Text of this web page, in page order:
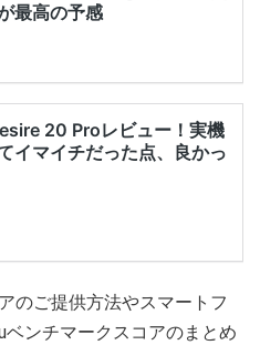
のご提供方法やスマートフ
ベンチマークスコアのまとめ